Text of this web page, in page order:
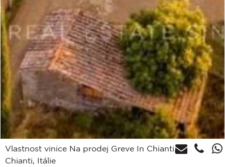
Vlastnost vinice Na prodej Greve In Chianti,
Chianti, Itálie